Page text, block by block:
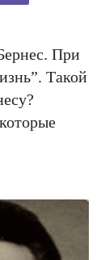
При
Такой